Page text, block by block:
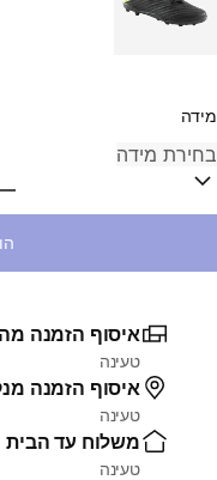
מידה
איסוף הזמנה
טעינה
איסוף הזמנה
טעינה
משלוח עד הבית
טעינה